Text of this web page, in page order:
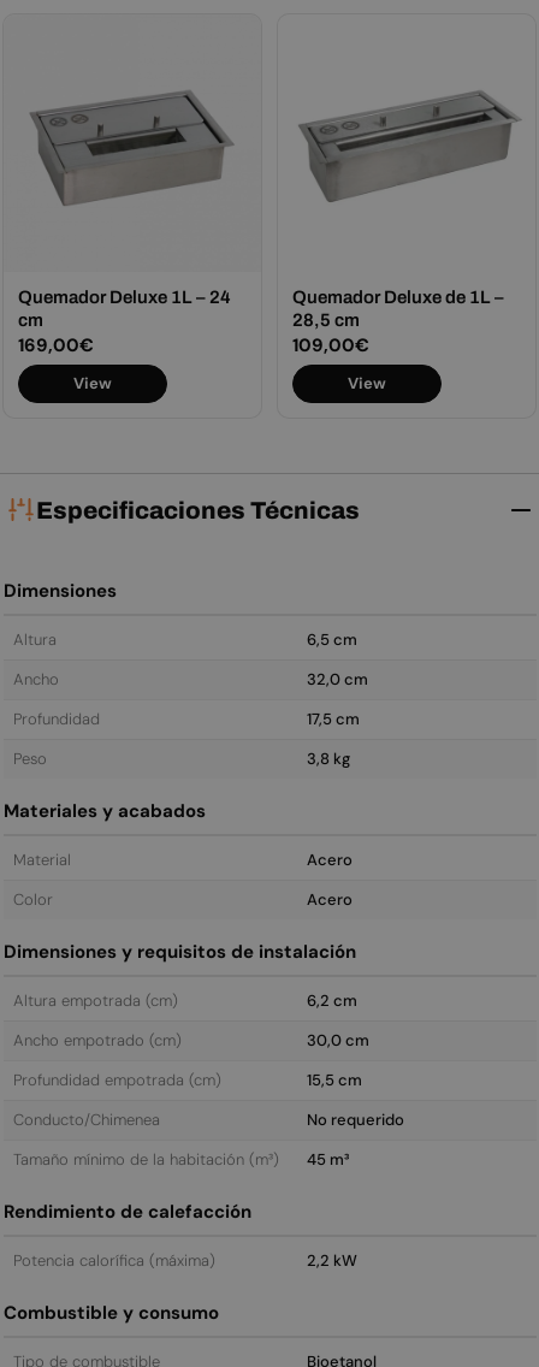
Quemador Deluxe 1L – 24
cm
Precio
habitual
169,00€
View
Quemador Deluxe de 1L –
28,5 cm
Precio
habitual
109,00€
View
Especificaciones Técnicas
Dimensiones
Altura
6,5 cm
Ancho
32,0 cm
Profundidad
17,5 cm
Peso
3,8 kg
Materiales y acabados
Material
Acero
Color
Acero
Dimensiones y requisitos de instalación
Altura empotrada (cm)
6,2 cm
Ancho empotrado (cm)
30,0 cm
Profundidad empotrada (cm)
15,5 cm
Conducto/Chimenea
No requerido
Tamaño mínimo de la habitación (m³)
45 m³
Rendimiento de calefacción
Potencia calorífica (máxima) 2,2 kW
Combustible y consumo
Tipo de combustible
Bioetanol